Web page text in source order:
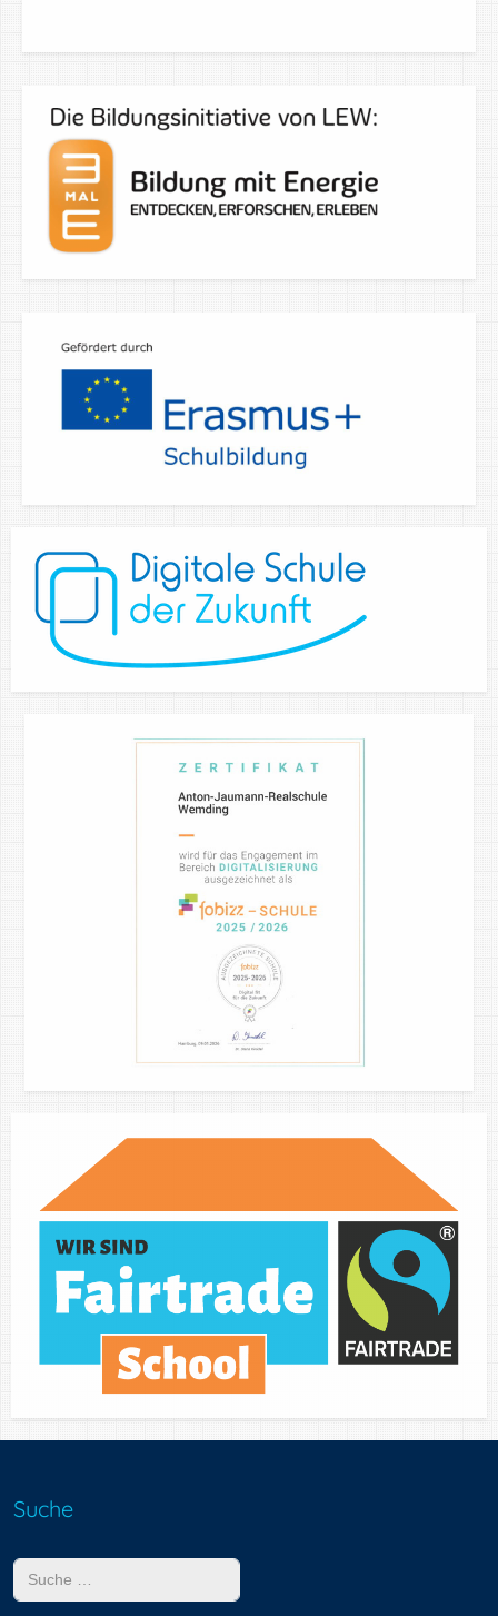
Suche
Suchen